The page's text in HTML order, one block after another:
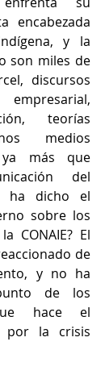
encabezada
y la
son miles de
discursos
empresarial,
teorías
medios
más que
del
ha dicho el
sobre los
CONAIE? El
de
y no ha
de los
hace el
por la crisis